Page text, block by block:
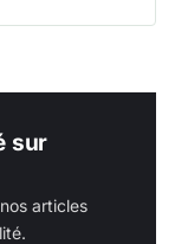
sur
articles